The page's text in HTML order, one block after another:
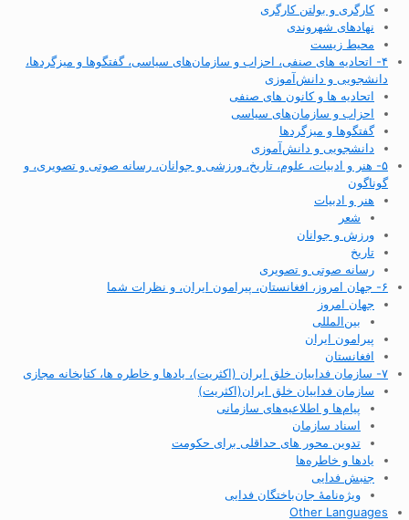
کارگری و بولتن کارگری
نهادهای شهروندی
محیط زیست
۴- اتحادیه های صنفی، احزاب و سازمان‌های سیاسی، گفتگوها و میزگردها،
دانشجویی و دانش‌آموزی
اتحادیه ها و کانون های صنفی
احزاب و سازمان‌های سیاسی
گفتگوها و میزگردها
دانشجویی و دانش‌آموزی
۵- هنر و ادبیات، علوم، تاریخ، ورزشی و جوانان، رسانه صوتی و تصویری، و
گوناگون
هنر و ادبیات
شعر
ورزش و جوانان
تاریخ
رسانه صوتی و تصویری
۶- جهان امروز، افغانستان، پیرامون ایران، و نظرات شما
جهان امروز
بین‌المللی
پیرامون ایران
افغانستان
۷- سازمان فداییان خلق ایران (اکثریت)، یادها و خاطره ها، کتابخانه مجازی
سازمان فداییان خلق ایران(اکثریت)
پیام‌ها و اطلاعیه‌های سازمانی
اسناد سازمان
تدوین محور های حداقلی برای حکومت
یادها و خاطره‌ها
جنبش فدایی
ویژه‌نامهٔ جان‌باختگان فدایی
Other Languages